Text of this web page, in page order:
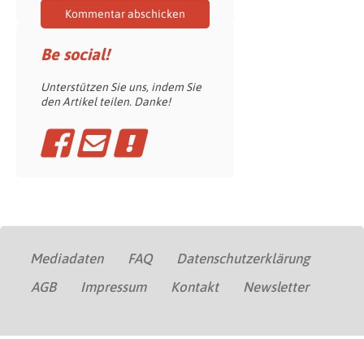
Be social!
Unterstützen Sie uns, indem Sie
den Artikel teilen. Danke!
Mediadaten FAQ
Datenschutzerklärung
AGB
Impressum Kontakt Newsletter